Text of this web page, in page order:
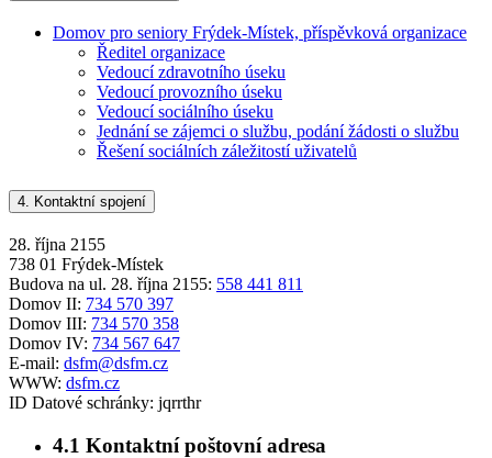
Domov pro seniory Frýdek-Místek, příspěvková organizace
Ředitel organizace
Vedoucí zdravotního úseku
Vedoucí provozního úseku
Vedoucí sociálního úseku
Jednání se zájemci o službu, podání žádosti o službu
Řešení sociálních záležitostí uživatelů
4. Kontaktní spojení
28. října 2155
738 01 Frýdek-Místek
Budova na ul. 28. října 2155: 558 441 811
Domov II: 734 570 397
Domov III: 734 570 358
Domov IV: 734 567 647
E-mail: dsfm@dsfm.cz
WWW: dsfm.cz
ID Datové schránky: jqrrthr
4.1 Kontaktní poštovní adresa